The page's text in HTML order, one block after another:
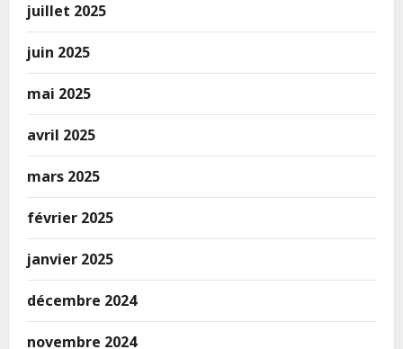
juillet 2025
juin 2025
mai 2025
avril 2025
mars 2025
février 2025
janvier 2025
décembre 2024
novembre 2024